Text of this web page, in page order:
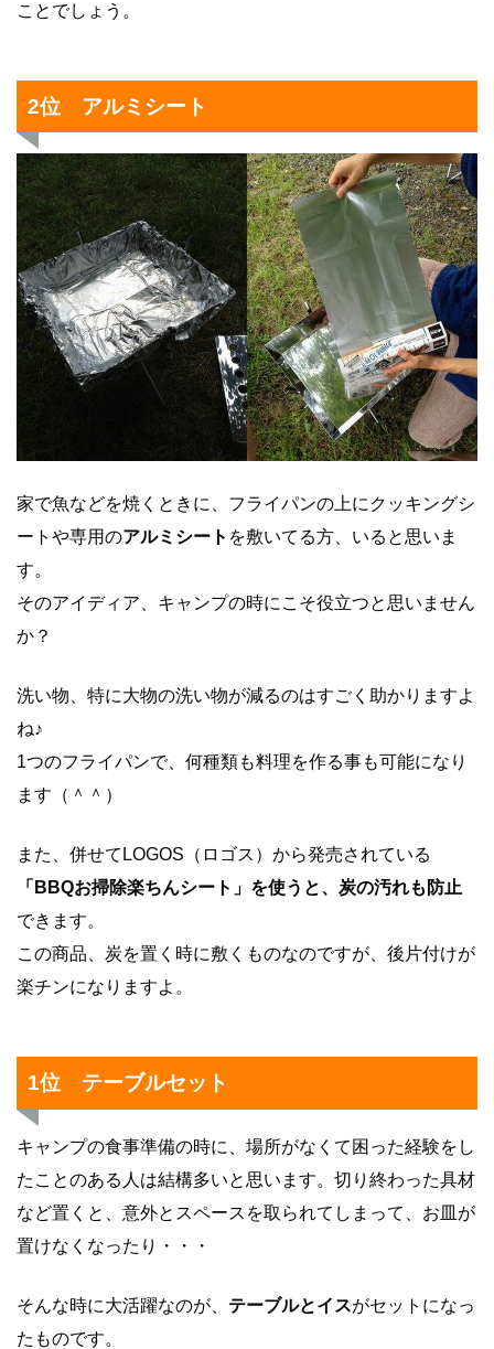
ことでしょう。
2位 アルミシート
家で魚などを焼くときに、フライパンの上にクッキングシ
ートや専用のアルミシート を敷いてる方、いると思いま
す。
そのアイディア、キャンプの時にこそ役立つと思いません
か？
洗い物、特に大物の洗い物が減るのはすごく助かりますよ
ね♪
1つのフライパンで、何種類も料理を作る事も可能になり
ます（＾＾）
また、併せてLOGOS（ロゴス）から発売されている
「BBQお掃除楽ちんシート」を使うと、炭の汚れも防止
できます。
この商品、炭を置く時に敷くものなのですが、後片付けが
楽チンになりますよ。
1位 テーブルセット
キャンプの食事準備の時に、場所がなくて困った経験をし
たことのある人は結構多いと思います。切り終わった具材
など置くと、意外とスペースを取られてしまって、お皿が
置けなくなったり・・・
そんな時に大活躍なのが、 テーブルとイスがセットになっ
たものです。